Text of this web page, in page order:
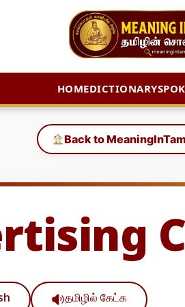
HOMEDICTIONARY
Back to
தமிழில் கேட்க